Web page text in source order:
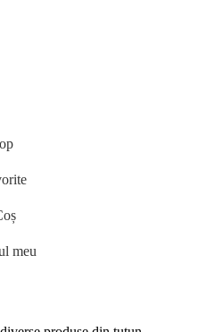
meu